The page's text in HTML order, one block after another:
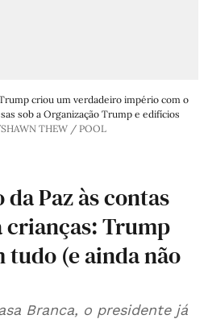
criou um verdadeiro império com o
sob a Organização Trump e edifícios
THEW / POOL
Paz às contas
crianças: Trump
tudo (e ainda não
Branca, o presidente já